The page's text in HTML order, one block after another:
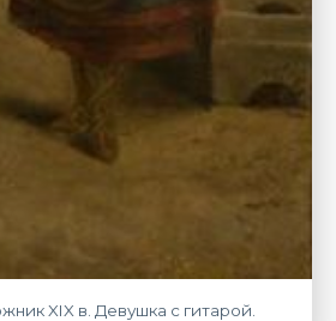
XIX в. Девушка с гитарой.